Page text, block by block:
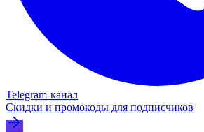
Telegram‑канал
Скидки и промокоды для подписчиков